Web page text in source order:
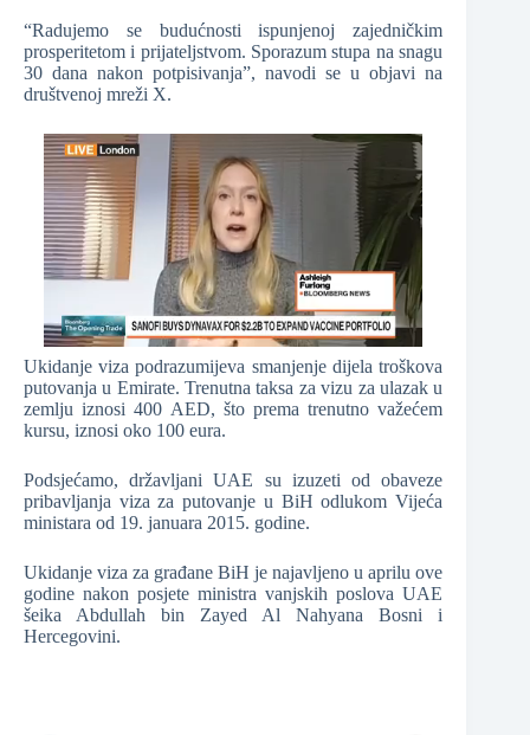
“Radujemo se budućnosti ispunjenoj zajedničkim
prosperitetom i prijateljstvom. Sporazum stupa na snagu
30 dana nakon potpisivanja”, navodi se u objavi na
društvenoj mreži X.
Ukidanje viza podrazumijeva smanjenje dijela troškova
putovanja u Emirate. Trenutna taksa za vizu za ulazak u
zemlju iznosi 400 AED, što prema trenutno važećem
kursu, iznosi oko 100 eura.
Podsjećamo, državljani UAE su izuzeti od obaveze
pribavljanja viza za putovanje u BiH odlukom Vijeća
ministara od 19. januara 2015. godine.
Ukidanje viza za građane BiH je najavljeno u aprilu ove
godine nakon posjete ministra vanjskih poslova UAE
šeika Abdullah bin Zayed Al Nahyana Bosni i
Hercegovini.